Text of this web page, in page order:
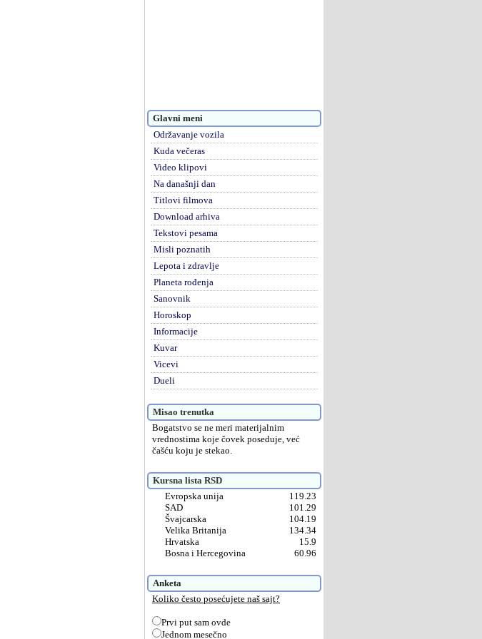
Glavni meni
Održavanje vozila
Kuda večeras
Video klipovi
Na današnji dan
Titlovi filmova
Download arhiva
Tekstovi pesama
Misli poznatih
Lepota i zdravlje
Planeta rođenja
Sanovnik
Horoskop
Informacije
Kuvar
Vicevi
Dueli
Misao trenutka
Bogatstvo se ne meri materijalnim
vrednostima koje čovek poseduje, već
čašću koju je stekao.
Kursna lista RSD
Evropska unija
119.23
SAD
101.29
Švajcarska
104.19
Velika Britanija
134.34
Hrvatska
15.9
Bosna i Hercegovina
60.96
Anketa
Koliko često posećujete naš sajt?
Prvi put sam ovde
Jednom mesečno